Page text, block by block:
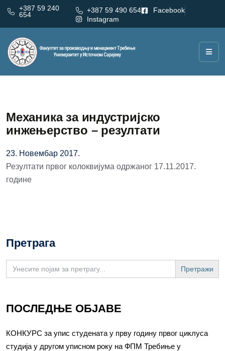
+387 59 240
654
+387 59 490 654
Facebook
Instagram
Механика за индустријско
инжењерство – резултати
23. Новембар 2017.
Резултати првог колоквијума одржаног 17.11.2017.
године
Претрага
Search
for:
ПОСЛЕДЊЕ ОБЈАВЕ
КОНКУРС за упис студената у прву годину првог циклуса
студија у другом уписном року на ФПМ Требиње у